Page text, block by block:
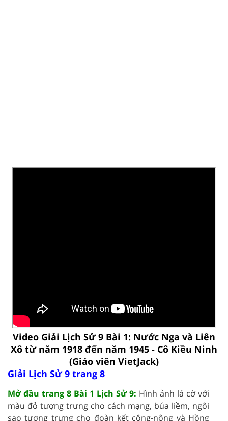
Video Giải Lịch Sử 9 Bài 1: Nước Nga và Liên
Xô từ năm 1918 đến năm 1945 - Cô Kiều Ninh
(Giáo viên VietJack)
Giải Lịch Sử 9 trang 8
Mở đầu trang 8 Bài 1 Lịch Sử 9: Hình ảnh lá cờ với
màu đỏ tượng trưng cho cách mạng, búa liềm, ngôi
sao tượng trưng cho đoàn kết công-nông và Hồng